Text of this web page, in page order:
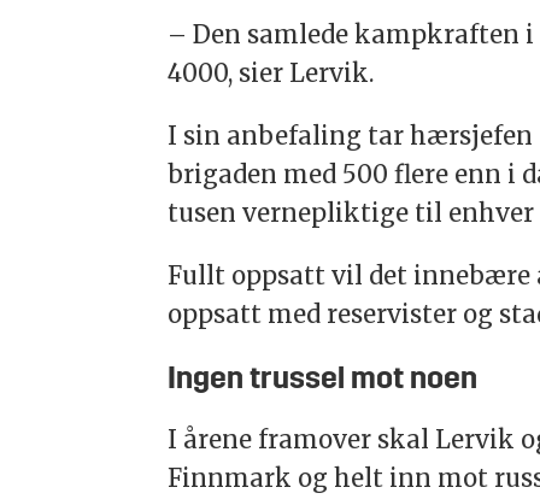
– Den samlede kampkraften
4000, sier Lervik.
I sin anbefaling tar hærsjefen
brigaden med 500 flere enn i
tusen vernepliktige til enhver
Fullt oppsatt vil det
oppsatt med reservister og
Ingen trussel mot noen
I årene framover skal Lervik
Finnmark og helt inn mot